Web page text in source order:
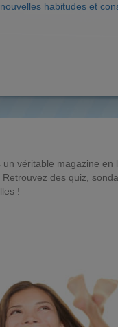
habitudes et
véritable magazine
des quiz,
!